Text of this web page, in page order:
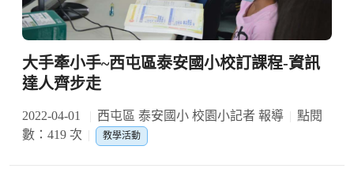
大手牽小手~西屯區泰安國小校訂課程-資訊
達人齊步走
2022-04-01 西屯區 泰安國小 校園小記者 報導
點閱
數：419 次
教學活動